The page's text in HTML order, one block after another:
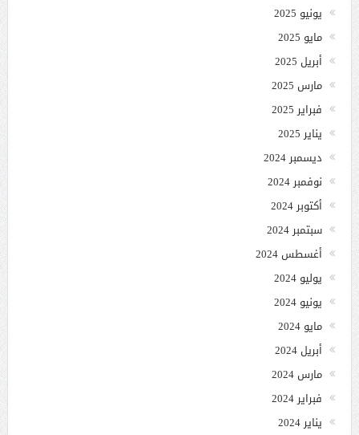
يونيو 2025
مايو 2025
أبريل 2025
مارس 2025
فبراير 2025
يناير 2025
ديسمبر 2024
نوفمبر 2024
أكتوبر 2024
سبتمبر 2024
أغسطس 2024
يوليو 2024
يونيو 2024
مايو 2024
أبريل 2024
مارس 2024
فبراير 2024
يناير 2024